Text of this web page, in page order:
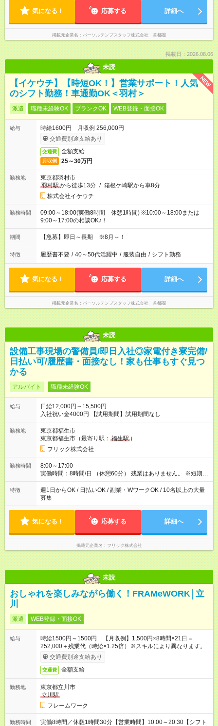
気になる！ 応募する 詳細へ
掲載元企業名 パーソルテンプスタッフ株式会社 首都圏
掲載日：2026.08.06
未読
NEW
【イケウチ】【時短OK！】営業サポート！人気
のシフト勤務！車通勤OK＜羽村＞
派遣 職種未経験OK ブランクOK WEB登録・面接OK
給与
時給1600円 月収例 256,000円
交通費別途支給あり
交通費 全額支給
月収例 25～30万円
勤務地
東京都羽村市
羽村駅から徒歩13分 / 箱根ケ崎駅から車8分
株式会社イケウチ
勤務時間
09:00～18:00(実働8時間 休憩1時間) ※10:00～18:00または
9:00～17:00の相談OK♪！
期間 【急募】即日～長期 ※8月～！
特徴 履歴書不要 / 40～50代活躍中 / 服装自由 / シフト勤務
気になる！ 応募する 詳細へ
掲載元企業名 パーソルテンプスタッフ株式会社 首都圏
未読
設備工事現場の警備員/即日入社◎家電付き寮完備/
日払い可/履歴書・面接なし！家も仕事もすぐ見つ
かる
アルバイト 職種未経験OK
給与
日給12,000円～15,500円
入社祝い金4000円 【試用期間】試用期間なし
勤務地
東京都福生市
東京都福生市（最寄り駅： 福生駅 ）
フリック株式会社
勤務時間
8:00～17:00
実働時間：8時間/日 （休憩60分） 残業はありません。 ※短期の
募集は行っておりません。予めご了承くださいませ。
特徴
週1日からOK / 日払いOK / 副業・WワークOK / 10名以上の大量
募集
気になる！ 応募する 詳細へ
掲載元企業名 フリック株式会社
未読
おしゃれを楽しみながら働く！FRAMeWORK│立
川
派遣 WEB登録・面接OK
給与
時給1500円～1500円 【月収例】1,500円×8時間×21日＝
252,000＋残業代（時給×1.25倍）※スキルにより異なります。
交通費別途支給あり
交通費 全額支給
勤務地
東京都立川市
立川駅
フレームワーク
勤務時間
実働8時間／休憩1時間30分【営業時間】10:00～20:30【シフト